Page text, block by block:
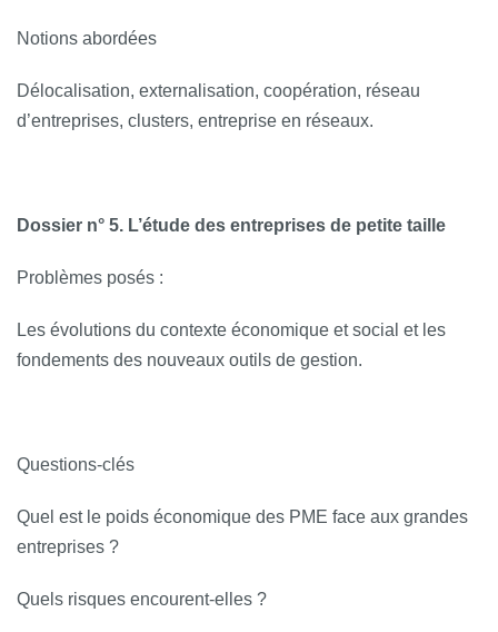
Notions abordées
Délocalisation, externalisation, coopération, réseau
d’entreprises, clusters, entreprise en réseaux.
Dossier n° 5. L’étude des entreprises de petite taille
Problèmes posés :
Les évolutions du contexte économique et social et les
fondements des nouveaux outils de gestion.
Questions‐clés
Quel est le poids économique des PME face aux grandes
entreprises ?
Quels risques encourent-elles ?